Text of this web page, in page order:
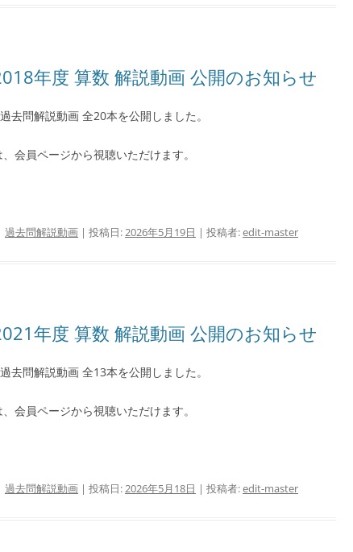
年度 算数 解説動画 公開のお知らせ
去問解説動画 全20本を公開しました。
会員ページから視聴いただけます。
過去問解説動画 | 投稿日:2026年5月19日 | 投稿者:edit-master
年度 算数 解説動画 公開のお知らせ
去問解説動画 全13本を公開しました。
会員ページから視聴いただけます。
過去問解説動画 | 投稿日:2026年5月18日 | 投稿者:edit-master